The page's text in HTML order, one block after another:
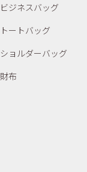
ビジネスバッグ
トートバッグ
ショルダーバッグ
財布